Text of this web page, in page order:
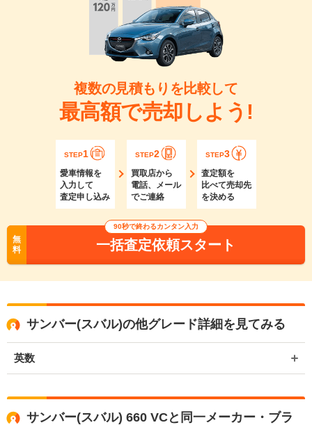
複数の見積もりを比較して
最高額で売却しよう!
STEP1
愛車情報を
入力して
査定申し込み
STEP2
買取店から
電話、メール
でご連絡
STEP3
査定額を
比べて売却先
を決める
無
料
90秒で終わるカンタン入力
一括査定依頼スタート
サンバー(スバル)の他グレード詳細を見てみる
英数
サンバー(スバル) 660 VCと同一メーカー・ブラ